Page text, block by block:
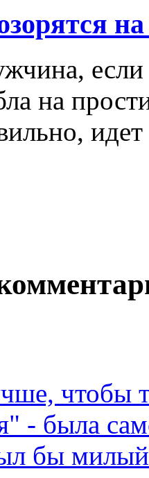
на
на
- была
бы